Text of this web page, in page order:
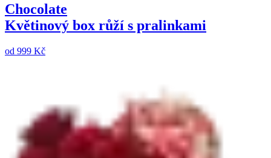
Chocolate
Květinový box růží s pralinkami
od 999 Kč